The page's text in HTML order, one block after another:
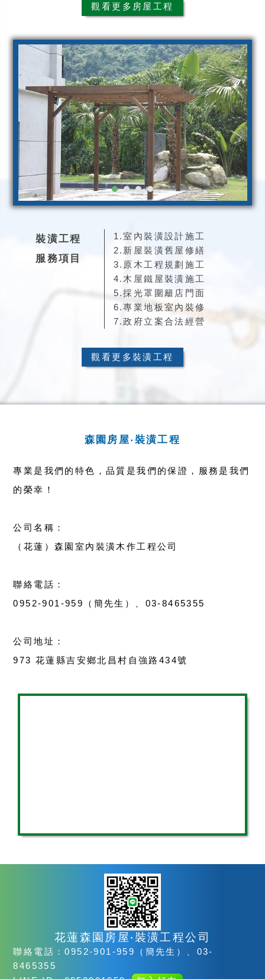
觀看更多房屋工程
裝潢工程
服務項目
1.室內裝潢設計施工
2.新屋裝潢舊屋修繕
3.原木工程規劃施工
4.木屋鐵屋裝潢施工
5.採光罩圍籬店門面
6.專業地板室內裝修
7.政府立案合法經營
觀看更多裝潢工程
森園房屋‧裝潢工程
專業是我們的特色，品質是我們的保證，服務是我們
的榮幸！
公司名稱：
（花蓮）森園室內裝潢木作工程公司
聯絡電話：
0952-901-959（簡先生）、03-8465355
公司地址：
973 花蓮縣吉安鄉北昌村自強路434號
花蓮森園房屋‧裝潢工程公司
聯絡電話：0952-901-959（簡先生）、03-
8465355